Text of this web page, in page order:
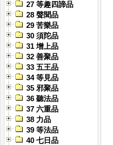
27 等趣四諦品
28 聲聞品
29 苦樂品
30 須陀品
31 增上品
32 善聚品
33 五王品
34 等見品
35 邪聚品
36 聽法品
37 六重品
38 力品
39 等法品
40 七日品